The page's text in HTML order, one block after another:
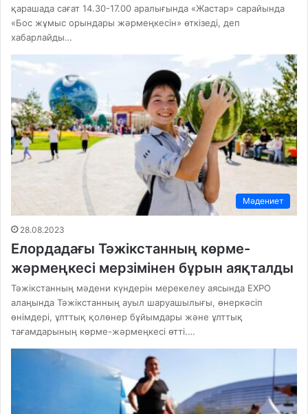
қарашада сағат 14.30-17.00 аралығында «Жастар» сарайында
«Бос жұмыс орындары жәрмеңкесін» өткізеді, деп
хабарлайды…
Мәдениет
28.08.2023
Елордадағы Тәжікстанның көрме-
жәрмеңкесі мерзімінен бұрын аяқталды
Тәжікстанның мәдени күндерін мерекелеу аясында EXPO
алаңында Тәжікстанның ауыл шаруашылығы, өнеркәсіп
өнімдері, ұлттық қолөнер бұйымдары және ұлттық
тағамдарының көрме-жәрмеңкесі өтті.…